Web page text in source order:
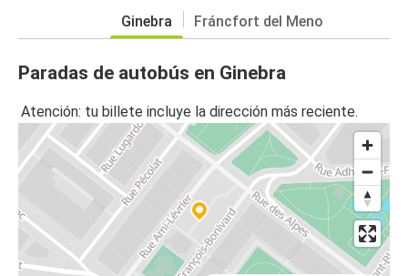
Ginebra Fráncfort del Meno
Paradas de autobús en Ginebra
Atención: tu billete incluye la dirección más reciente.